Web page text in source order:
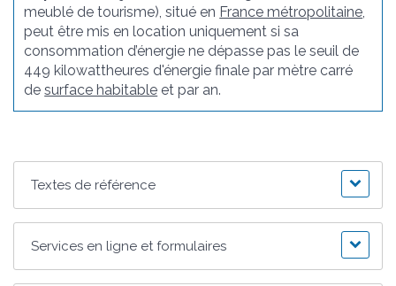
meublé de tourisme), situé en France métropolitaine,
peut être mis en location uniquement si sa
consommation d’énergie ne dépasse pas le seuil de
449 kilowattheures d'énergie finale par mètre carré
desurface habitable et par an.
Textes de référence
Services en ligne et formulaires